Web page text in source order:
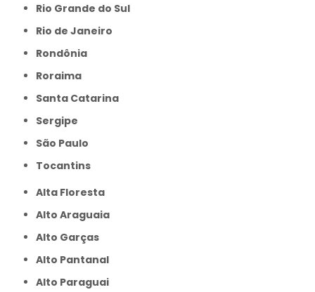
Rio Grande do Sul
Rio de Janeiro
Rondônia
Roraima
Santa Catarina
Sergipe
São Paulo
Tocantins
Alta Floresta
Alto Araguaia
Alto Garças
Alto Pantanal
Alto Paraguai